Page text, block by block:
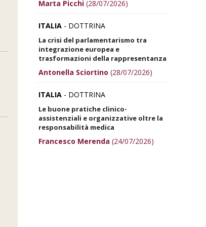
Marta Picchi (28/07/2026)
ITALIA - DOTTRINA
La crisi del parlamentarismo tra
integrazione europea e
trasformazioni della rappresentanza
Antonella Sciortino (28/07/2026)
ITALIA - DOTTRINA
Le buone pratiche clinico-
assistenziali e organizzative oltre la
responsabilità medica
Francesco Merenda (24/07/2026)